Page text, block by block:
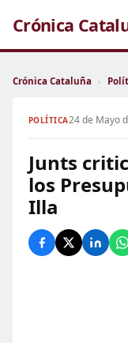
Crónica
Crónica Cataluña ›
POLÍTICA24 de Mayo
Junts
los
Illa